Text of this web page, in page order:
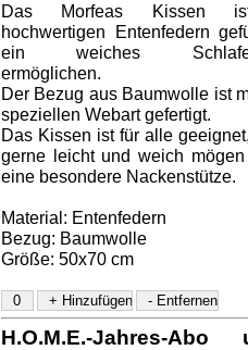
Das Morfeas Kissen
hochwertigen Entenfedern
ein weiches
ermöglichen.
Der Bezug aus Baumwolle ist
speziellen Webart gefertigt.
Das Kissen ist für alle
gerne leicht und weich
eine besondere Nackenstütze.
Material: Entenfedern
Bezug: Baumwolle
Größe: 50x70 cm
H.O.M.E.-Jahres-